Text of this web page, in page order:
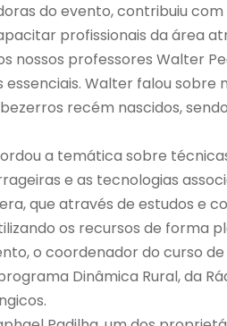
do evento, contribuiu
profissionais da área
nossos professores Walter
Walter falou sobre
recém nascidos,
a temática sobre
e as tecnologias
que através de estudos e
os recursos de forma
o coordenador do curso
Dinâmica Rural, da